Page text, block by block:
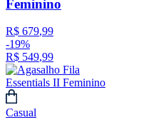
Feminino
R$ 679,99
-19%
R$ 549,99
Casual